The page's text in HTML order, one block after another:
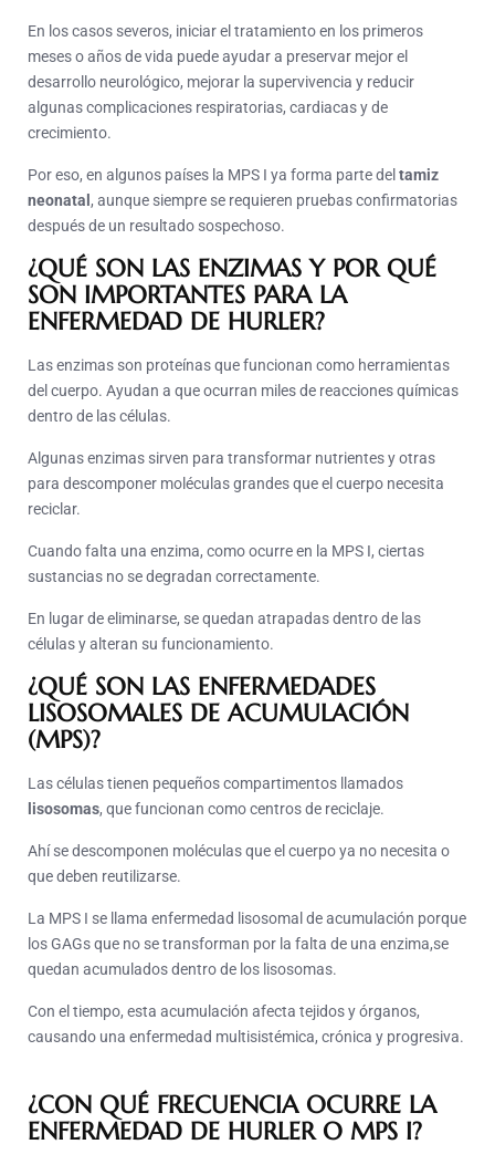
En los casos severos, iniciar el tratamiento en los primeros
meses o años de vida puede ayudar a preservar mejor el
desarrollo neurológico, mejorar la supervivencia y reducir
algunas complicaciones respiratorias, cardiacas y de
crecimiento.
Por eso, en algunos países la MPS I ya forma parte del tamiz
neonatal , aunque siempre se requieren pruebas confirmatorias
después de un resultado sospechoso.
¿QUÉ SON LAS ENZIMAS Y POR QUÉ
SON IMPORTANTES PARA LA
ENFERMEDAD DE HURLER?
Las enzimas son proteínas que funcionan como herramientas
del cuerpo. Ayudan a que ocurran miles de reacciones químicas
dentro de las células.
Algunas enzimas sirven para transformar nutrientes y otras
para descomponer moléculas grandes que el cuerpo necesita
reciclar.
Cuando falta una enzima, como ocurre en la MPS I, ciertas
sustancias no se degradan correctamente.
En lugar de eliminarse, se quedan atrapadas dentro de las
células y alteran su funcionamiento.
¿QUÉ SON LAS ENFERMEDADES
LISOSOMALES DE ACUMULACIÓN
(MPS)?
Las células tienen pequeños compartimentos llamados
lisosomas, que funcionan como centros de reciclaje.
Ahí se descomponen moléculas que el cuerpo ya no necesita o
que deben reutilizarse.
La MPS I se llama enfermedad lisosomal de acumulación porque
los GAGs que no se transforman por la falta de una enzima,se
quedan acumulados dentro de los lisosomas.
Con el tiempo, esta acumulación afecta tejidos y órganos,
causando una enfermedad multisistémica, crónica y progresiva.
¿CON QUÉ FRECUENCIA OCURRE LA
ENFERMEDAD DE HURLER O MPS I?